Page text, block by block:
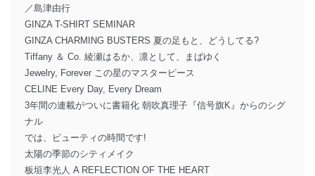
／島津由行
GINZA T-SHIRT SEMINAR
GINZA CHARMING BUSTERS 夏の足もと、どうしてる?
Tiffany ＆ Co. 綾瀬はるか、凛として、まばゆく
Jewelry, Forever この星のマスターピース
CELINE Every Day, Every Dream
3年間の連載がついに書籍化 朝吹真理子『信号旗K』からのシグ
ナル
では、ビューティの時間です!
太陽の季節のシティメイク
板垣李光人 A REFLECTION OF THE HEART